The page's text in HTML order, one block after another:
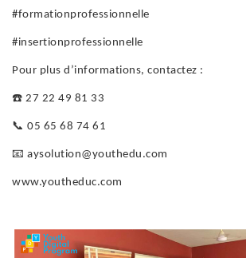
#formationprofessionnelle
#insertionprofessionnelle
Pour plus d’informations, contactez :
☎️ 27 22 49 81 33
📞 05 65 68 74 61
📧 aysolution@youthedu.com
www.youtheduc.com